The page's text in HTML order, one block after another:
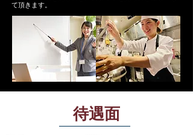
て頂きます。
待遇面